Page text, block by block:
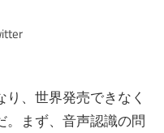
、世界発売できなく
。まず、音声認識の問